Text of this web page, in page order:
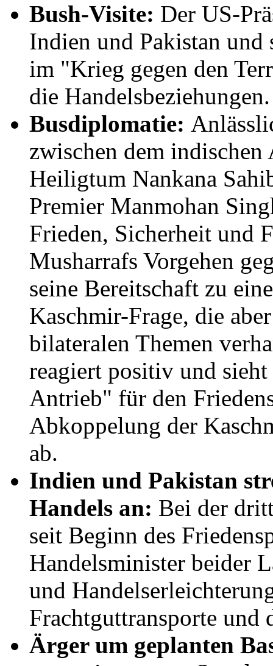
Bush-Visite: Der US-
Indien und Pakistan und
im "Krieg gegen den
die Handelsbeziehungen.
Busdiplomatie:
zwischen dem
Heiligtum Nankana
Premier Manmohan
Frieden, Sicherheit und
Musharrafs Vorgehen
seine Bereitschaft zu
Kaschmir-Frage, die
bilateralen Themen
reagiert positiv und
Antrieb" für den
Abkoppelung der
ab.
Indien und Pakistan
Handels an: Bei der
seit Beginn des
Handelsminister beider
und
Frachtguttransporte und
Ärger um geplanten